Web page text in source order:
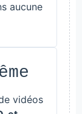
aucune
vidéos